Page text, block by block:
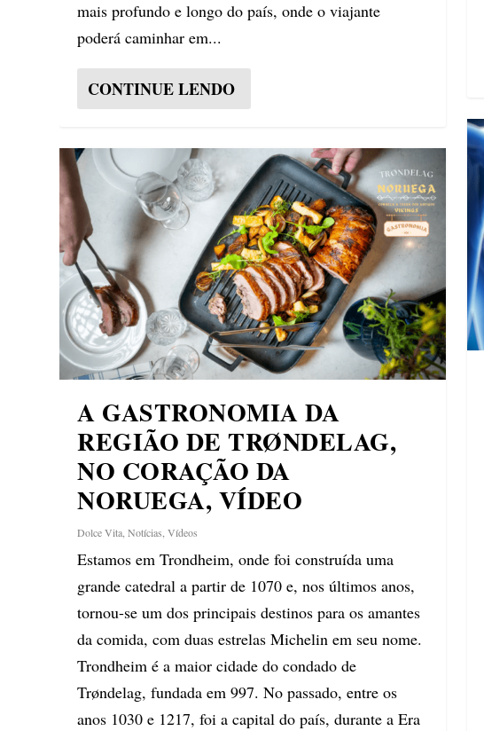
mais profundo e longo do país, onde o viajante
poderá caminhar em...
CONTINUE LENDO
A GASTRONOMIA DA
REGIÃO DE TRØNDELAG,
NO CORAÇÃO DA
NORUEGA, VÍDEO
Dolce Vita,Notícias,Vídeos
Estamos em Trondheim, onde foi construída uma
grande catedral a partir de 1070 e, nos últimos anos,
tornou-se um dos principais destinos para os amantes
da comida, com duas estrelas Michelin em seu nome.
Trondheim é a maior cidade do condado de
Trøndelag, fundada em 997. No passado, entre os
anos 1030 e 1217, foi a capital do país, durante a Era